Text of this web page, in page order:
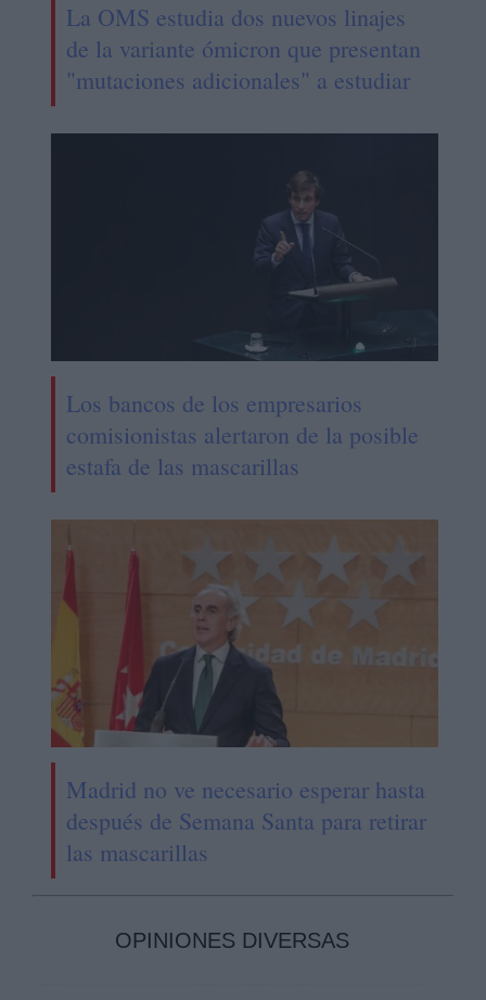
La OMS estudia dos nuevos linajes
de la variante ómicron que presentan
"mutaciones adicionales" a estudiar
Los bancos de los empresarios
comisionistas alertaron de la posible
estafa de las mascarillas
Madrid no ve necesario esperar hasta
después de Semana Santa para retirar
las mascarillas
OPINIONES DIVERSAS